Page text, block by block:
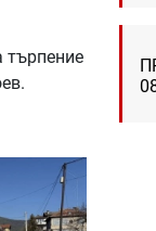
търпение